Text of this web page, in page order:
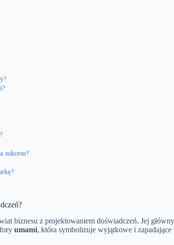
sukcesu?
biznesu z projektowaniem doświadczeń. Jej
umami, która symbolizuje wyjątkowe i